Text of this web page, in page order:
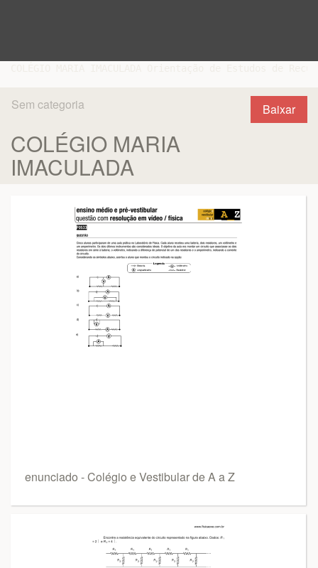
Baixar
Sem categoria
COLÉGIO MARIA
IMACULADA
enunciado - Colégio e Vestibular de A a Z